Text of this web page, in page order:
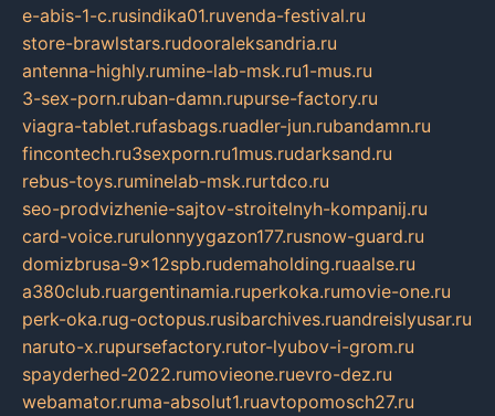
e-abis-1-c.rusindika01.ruvenda-festival.ru
store-brawlstars.rudooraleksandria.ru
antenna-highly.rumine-lab-msk.ru1-mus.ru
3-sex-porn.ruban-damn.rupurse-factory.ru
viagra-tablet.rufasbags.ruadler-jun.rubandamn.ru
fincontech.ru3sexporn.ru1mus.rudarksand.ru
rebus-toys.ruminelab-msk.rurtdco.ru
seo-prodvizhenie-sajtov-stroitelnyh-kompanij.ru
card-voice.rurulonnyygazon177.rusnow-guard.ru
domizbrusa-9x12spb.rudemaholding.ruaalse.ru
a380club.ruargentinamia.ruperkoka.rumovie-one.ru
perk-oka.rug-octopus.rusibarchives.ruandreislyusar.ru
naruto-x.rupursefactory.rutor-lyubov-i-grom.ru
spayderhed-2022.rumovieone.ruevro-dez.ru
webamator.ruma-absolut1.ruavtopomosch27.ru